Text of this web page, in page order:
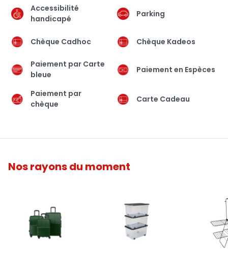
Accessibilité
handicapé
Parking
Chèque Cadhoc Chèque Kadeos
Paiement par Carte
bleue
Paiement en Espèces
Paiement par
chèque
Carte Cadeau
Nos rayons du moment